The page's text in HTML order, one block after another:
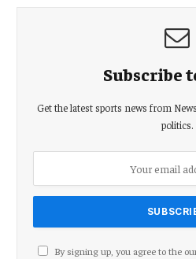
Subscribe
Get the latest sports news from
politics.
By signing up, you agree to the